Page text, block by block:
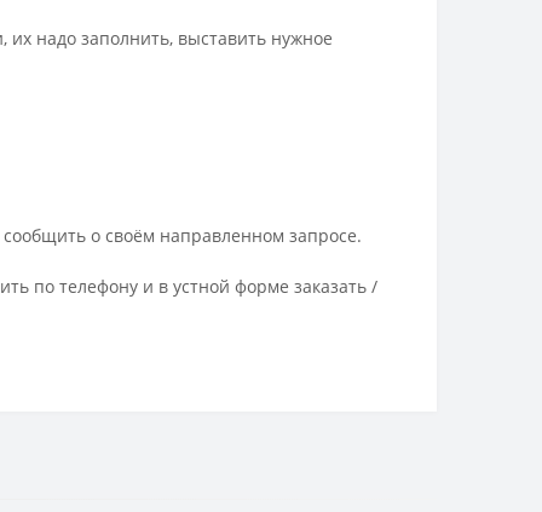
надо заполнить, выставить нужное
о своём направленном запросе.
по телефону и в устной форме заказать /